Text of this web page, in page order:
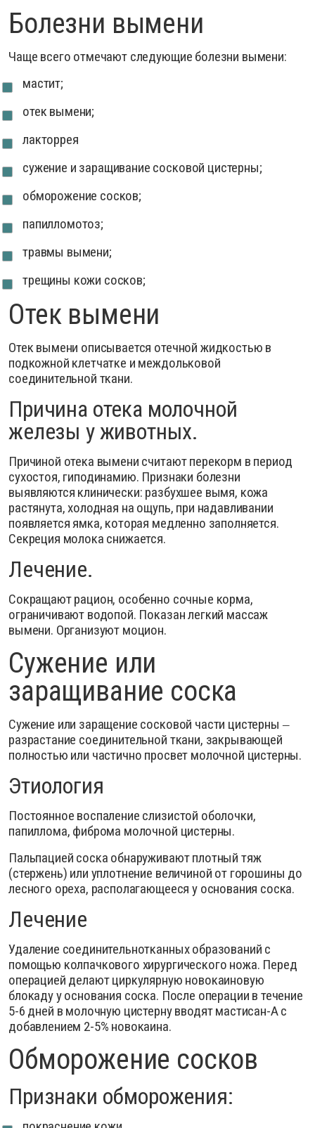
Болезни вымени
Чаще всего отмечают следующие болезни вымени:
мастит;
отек вымени;
лакторрея
сужение и заращивание сосковой цистерны;
обморожение сосков;
папилломотоз;
травмы вымени;
трещины кожи сосков;
Отек вымени
Отек вымени описывается отечной жидкостью в
подкожной клетчатке и междольковой
соединительной ткани.
Причина отека молочной
железы у животных.
Причиной отека вымени считают перекорм в период
сухостоя, гиподинамию. Признаки болезни
выявляются клинически: разбухшее вымя, кожа
растянута, холодная на ощупь, при надавливании
появляется ямка, которая медленно заполняется.
Секреция молока снижается.
Лечение.
Сокращают рацион, особенно сочные корма,
ограничивают водопой. Показан легкий массаж
вымени. Организуют моцион.
Сужение или
заращивание соска
Сужение или заращение сосковой части цистерны ‒
разрастание соединительной ткани, закрывающей
полностью или частично про­свет молочной цистерны.
Этиология
Постоянное воспаление слизистой оболочки,
папиллома, фиброма молочной цистерны.
Пальпацией соска обнаруживают плотный тяж
(стержень) или уплотнение величиной от горошины до
лесного ореха, располагающееся у основания соска.
Лечение
Удаление соединительнотканных образований с
помощью колпачкового хирургического ножа. Перед
операцией делают циркулярную новокаиновую
блокаду у основания соска. После операции в течение
5-6 дней в молочную цистерну вводят мастисан-А с
добавлением 2-5% новокаина.
Обморожение сосков
Признаки обморожения: